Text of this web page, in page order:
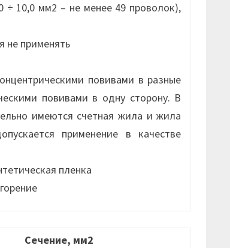
÷ 10,0 мм2 – не менее 49 проволок),
не применять
повивами в разные
повивами в одну сторону. В
имеются счетная жила и жила
применение в качестве
пленка
Сечение, мм2